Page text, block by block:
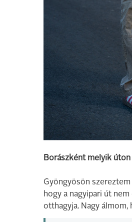
Borászként melyik
Gyöngyösön
hogy a nagyipari út
otthagyja. Nagy